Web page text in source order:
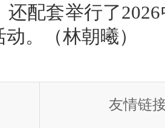
还配套举行了
。（林朝曦）
友情链